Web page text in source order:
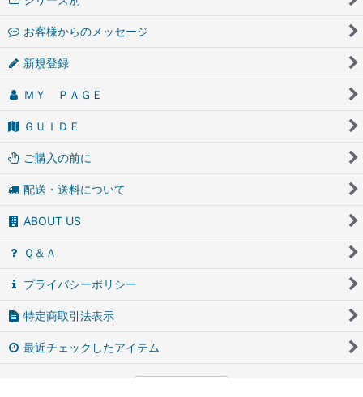
お客様からのメッセージ
新規登録
ＭＹ ＰＡＧＥ
ＧＵＩＤＥ
ご購入の前に
配送・送料について
ABOUT US
Ｑ＆Ａ
プライバシーポリシー
特定商取引法表示
最近チェックしたアイテム